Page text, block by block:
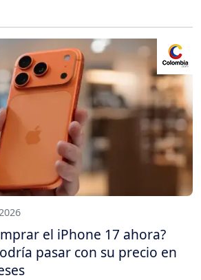
el iPhone 17 ahora?
pasar con su precio en